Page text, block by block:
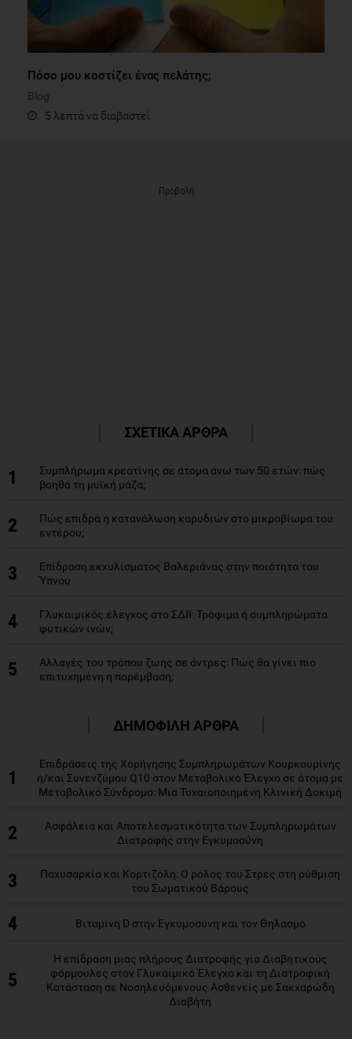
Πόσο μου κοστίζει ένας πελάτης;
Blog
5 λεπτά να διαβαστεί
Προβολή
ΣΧΕΤΙΚΑ ΑΡΘΡΑ
1
Συμπλήρωμα κρεατίνης σε άτομα άνω των 50 ετών: πώς
βοηθά τη μυϊκή μάζα;
2
Πώς επιδρά η κατανάλωση καρυδιών στο μικροβίωμα του
εντέρου;
3
Επίδραση εκχυλίσματος Βαλεριάνας στην ποιότητα του
Ύπνου
4
Γλυκαιμικός έλεγχος στο ΣΔΙΙ: Τρόφιμα ή συμπληρώματα
φυτικών ινών;
5
Αλλαγές του τρόπου ζωής σε άντρες: Πώς θα γίνει πιο
επιτυχημένη η παρέμβαση;
ΔΗΜΟΦΙΛΗ ΑΡΘΡΑ
1
Επιδράσεις της Χορήγησης Συμπληρωμάτων Κουρκουμίνης
ή/και Συνενζύμου Q10 στον Μεταβολικό Έλεγχο σε άτομα με
Μεταβολικό Σύνδρομο: Μια Τυχαιοποιημένη Κλινική Δοκιμή
2
Ασφάλεια και Αποτελεσματικότητα των Συμπληρωμάτων
Διατροφής στην Εγκυμοσύνη
3
Παχυσαρκία και Κορτιζόλη: Ο ρόλος του Στρες στη ρύθμιση
του Σωματικού Βάρους
4 Βιταμίνη D στην Εγκυμοσύνη και τον Θηλασμό
5
Η επίδραση μιας πλήρους Διατροφής για Διαβητικούς
φόρμουλες στον Γλυκαιμικό Έλεγχο και τη Διατροφική
Κατάσταση σε Νοσηλευόμενους Ασθενείς με Σακχαρώδη
Διαβήτη